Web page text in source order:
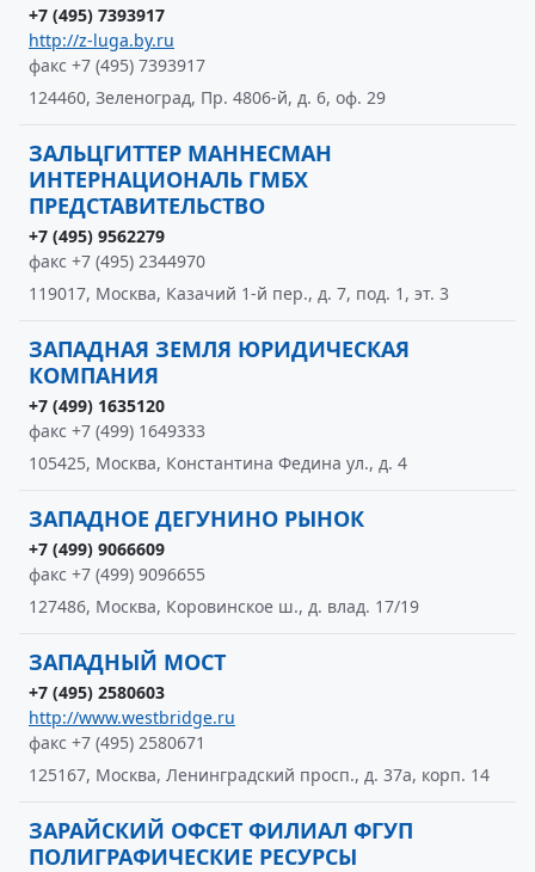
+7 (495) 7393917
http://z-luga.by.ru
факс +7 (495) 7393917
124460, Зеленоград, Пр. 4806-й, д. 6, оф. 29
ЗАЛЬЦГИТТЕР МАННЕСМАН
ИНТЕРНАЦИОНАЛЬ ГМБХ
ПРЕДСТАВИТЕЛЬСТВО
+7 (495) 9562279
факс +7 (495) 2344970
119017, Москва, Казачий 1-й пер., д. 7, под. 1, эт. 3
ЗАПАДНАЯ ЗЕМЛЯ ЮРИДИЧЕСКАЯ
КОМПАНИЯ
+7 (499) 1635120
факс +7 (499) 1649333
105425, Москва, Константина Федина ул., д. 4
ЗАПАДНОЕ ДЕГУНИНО РЫНОК
+7 (499) 9066609
факс +7 (499) 9096655
127486, Москва, Коровинское ш., д. влад. 17/19
ЗАПАДНЫЙ МОСТ
+7 (495) 2580603
http://www.westbridge.ru
факс +7 (495) 2580671
125167, Москва, Ленинградский просп., д. 37а, корп. 14
ЗАРАЙСКИЙ ОФСЕТ ФИЛИАЛ ФГУП
ПОЛИГРАФИЧЕСКИЕ РЕСУРСЫ